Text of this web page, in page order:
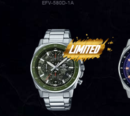
EFV-580D-1A